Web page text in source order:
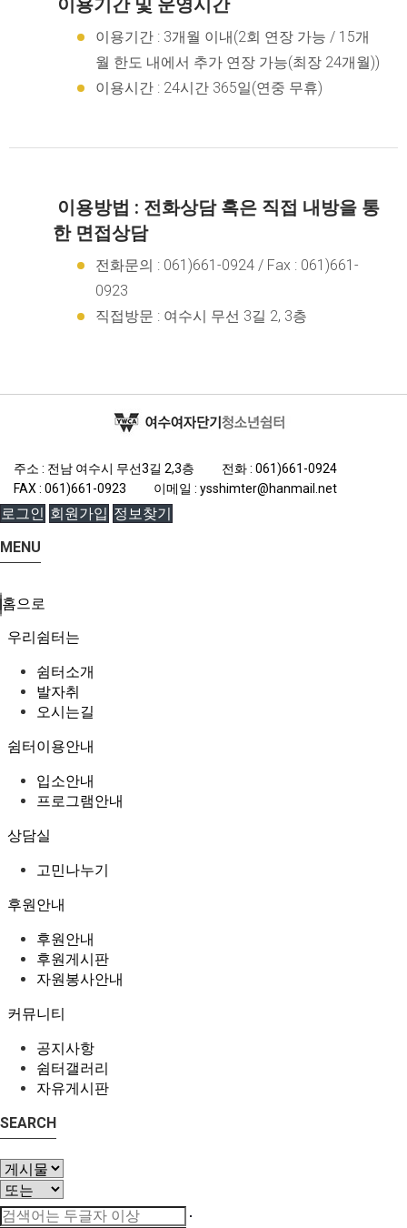
이용기간 및 운영시간
이용기간 : 3개월 이내(2회 연장 가능 / 15개
월 한도 내에서 추가 연장 가능(최장 24개월))
이용시간 : 24시간 365일(연중 무휴)
이용방법 : 전화상담 혹은 직접 내방을 통
한 면접상담
전화문의 : 061)661-0924 / Fax : 061)661-
0923
직접방문 : 여수시 무선 3길 2, 3층
주소 : 전남 여수시 무선3길 2,3층 전화 : 061)661-0924
FAX : 061)661-0923 이메일 : ysshimter@hanmail.net
로그인 회원가입 정보찾기
MENU
홈으로
우리쉼터는
쉼터소개
발자취
오시는길
쉼터이용안내
입소안내
프로그램안내
상담실
고민나누기
후원안내
후원안내
후원게시판
자원봉사안내
커뮤니티
공지사항
쉼터갤러리
자유게시판
SEARCH